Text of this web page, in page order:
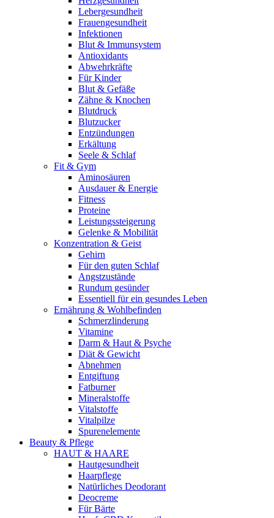
Lebergesundheit
Frauengesundheit
Infektionen
Blut & Immunsystem
Antioxidants
Abwehrkräfte
Für Kinder
Blut & Gefäße
Zähne & Knochen
Blutdruck
Blutzucker
Entzündungen
Erkältung
Seele & Schlaf
Fit & Gym
Aminosäuren
Ausdauer & Energie
Fitness
Proteine
Leistungssteigerung
Gelenke & Mobilität
Konzentration & Geist
Gehirn
Für den guten Schlaf
Angstzustände
Rundum gesünder
Essentiell für ein gesundes Leben
Ernährung & Wohlbefinden
Schmerzlinderung
Vitamine
Darm & Haut & Psyche
Diät & Gewicht
Abnehmen
Entgiftung
Fatburner
Mineralstoffe
Vitalstoffe
Vitalpilze
Spurenelemente
Beauty & Pflege
HAUT & HAARE
Hautgesundheit
Haarpflege
Natürliches Deodorant
Deocreme
Für Bärte